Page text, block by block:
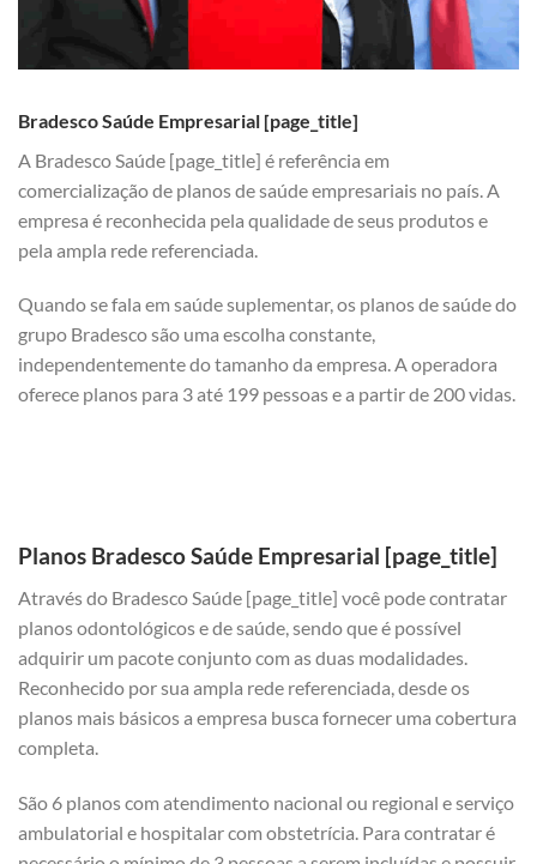
Bradesco Saúde Empresarial [page_title]
A Bradesco Saúde [page_title] é referência em
comercialização de planos de saúde empresariais no país. A
empresa é reconhecida pela qualidade de seus produtos e
pela ampla rede referenciada.
Quando se fala em saúde suplementar, os planos de saúde do
grupo Bradesco são uma escolha constante,
independentemente do tamanho da empresa. A operadora
oferece planos para 3 até 199 pessoas e a partir de 200 vidas.
Planos Bradesco Saúde Empresarial [page_title]
Através do Bradesco Saúde [page_title] você pode contratar
planos odontológicos e de saúde, sendo que é possível
adquirir um pacote conjunto com as duas modalidades.
Reconhecido por sua ampla rede referenciada, desde os
planos mais básicos a empresa busca fornecer uma cobertura
completa.
São 6 planos com atendimento nacional ou regional e serviço
ambulatorial e hospitalar com obstetrícia. Para contratar é